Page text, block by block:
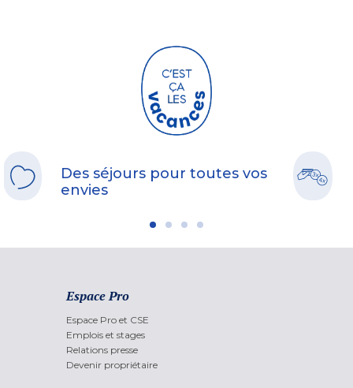
Des séjours pour toutes vos
envies
Espace Pro
Espace Pro et CSE
Emplois et stages
Relations presse
Devenir propriétaire